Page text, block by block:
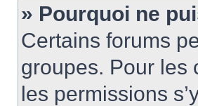
» Pourquoi ne
Certains forums
groupes. Pour les
les permissions